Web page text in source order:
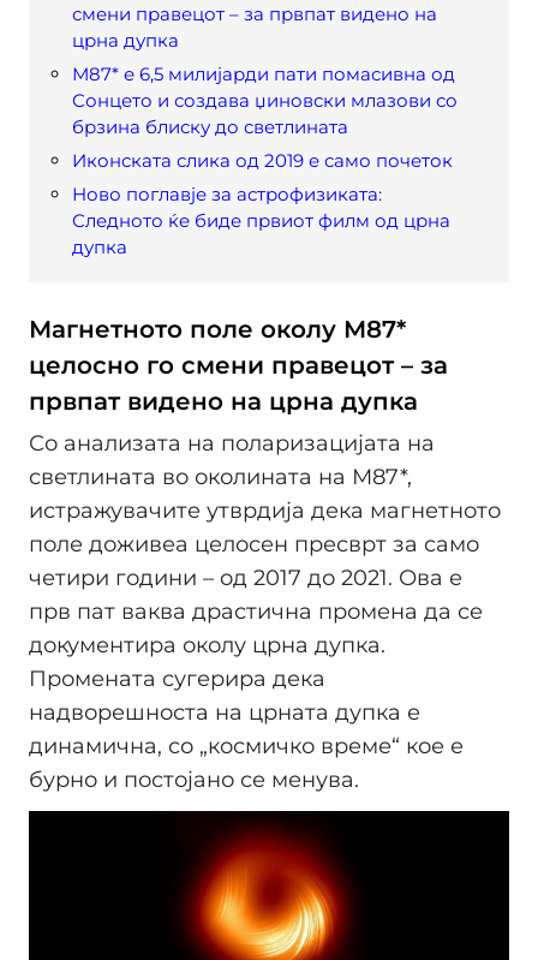
смени правецот – за првпат видено на
црна дупка
М87* е 6,5 милијарди пати помасивна од
Сонцето и создава џиновски млазови со
брзина блиску до светлината
Иконската слика од 2019 е само почеток
Ново поглавје за астрофизиката:
Следното ќе биде првиот филм од црна
дупка
Магнетното поле околу М87*
целосно го смени правецот – за
првпат видено на црна дупка
Со анализата на поларизацијата на
светлината во околината на М87*,
истражувачите утврдија дека магнетното
поле доживеа целосен пресврт за само
четири години – од 2017 до 2021. Ова е
прв пат ваква драстична промена да се
документира околу црна дупка.
Промената сугерира дека
надворешноста на црната дупка е
динамична, со „космичко време“ кое е
бурно и постојано се менува.